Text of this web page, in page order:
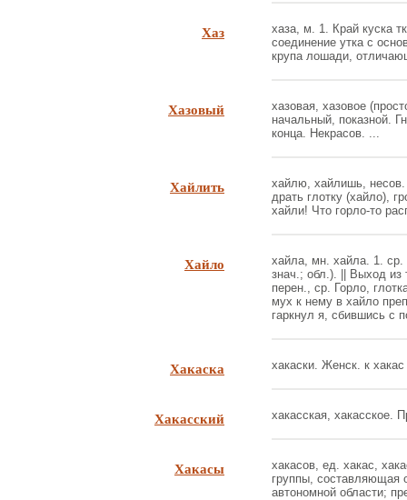
Хаз
хаза, м. 1. Край куска
соединение утка с
крупа лошади,
Хазовый
хазовая, хазовое
начальный, показной.
конца. Некрасов. ...
Хайлить
хайлю, хайлишь, несов.
драть глотку (хайло),
хайли! Что горло-то
Хайло
хайла, мн. хайла. 1. ср.
знач.; обл.). || Выход из
перен., ср. Горло,
мух к нему в хайло
гаркнул я, сбившись с
Хакаска хакаски. Женск. к
Хакасский хакасская, хакасское.
Хакасы
хакасов, ед. хакас,
группы, составляющая
автономной области;